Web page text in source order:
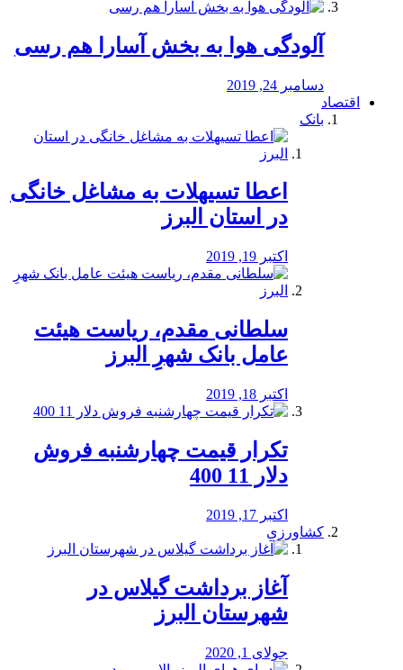
آلودگی هوا به بخش آسارا هم رسی
دسامبر 24, 2019
اقتصاد
بانک
️اعطا تسیهلات به مشاغل خانگی
در استان البرز
اکتبر 19, 2019
سلطانی مقدم، ریاست هیئت
عامل بانک شهرِ البرز
اکتبر 18, 2019
تکرار قیمت چهارشنبه فروش
دلار 11 400
اکتبر 17, 2019
کشاورزی
آغاز برداشت گیلاس در
شهرستان البرز
جولای 1, 2020